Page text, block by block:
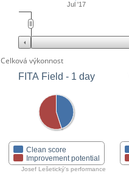
Jul '17
Celková výkonnost
FITA Field - 1 day
Clean score
Improvement potential
Josef Lešetický's performance